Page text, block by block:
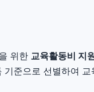
위한 교육활동비 지
준으로 선별하여